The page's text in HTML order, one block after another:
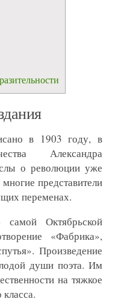
в 1903 году, в
Александра
о революции уже
представители
переменах.
Октябрьской
«Фабрика»,
Произведение
души поэта. Им
на тяжкое